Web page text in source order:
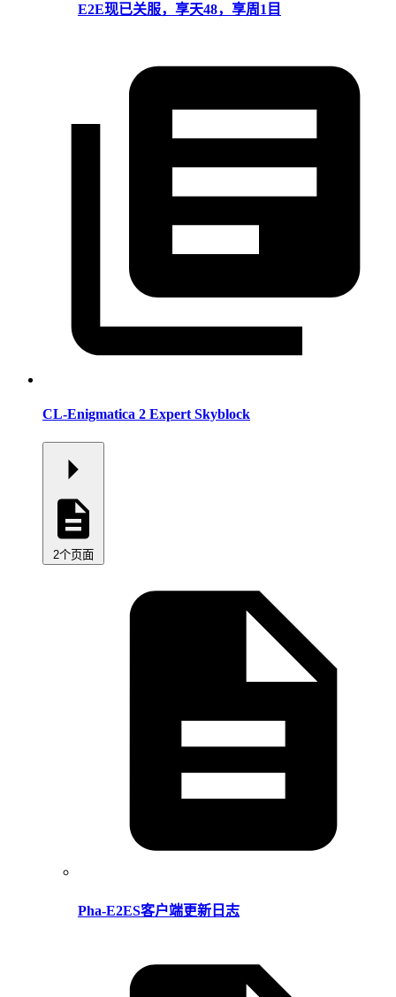
E2E现已关服，享天48，享周1目
CL-Enigmatica 2 Expert Skyblock
2个页面
Pha-E2ES客户端更新日志